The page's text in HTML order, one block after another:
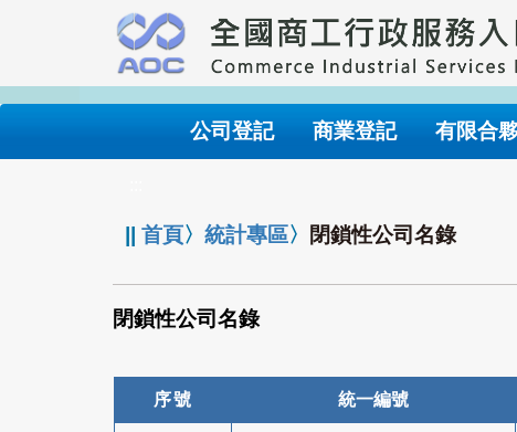
要
內
公司登記 商業登記 有限合
||首頁〉統計專區〉 閉鎖性公司名錄
閉鎖性公司名錄
序號 統一編號